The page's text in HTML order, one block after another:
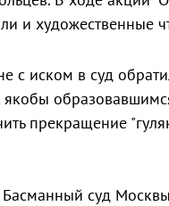
и художественные
с иском в суд
якобы
прекращение
суд